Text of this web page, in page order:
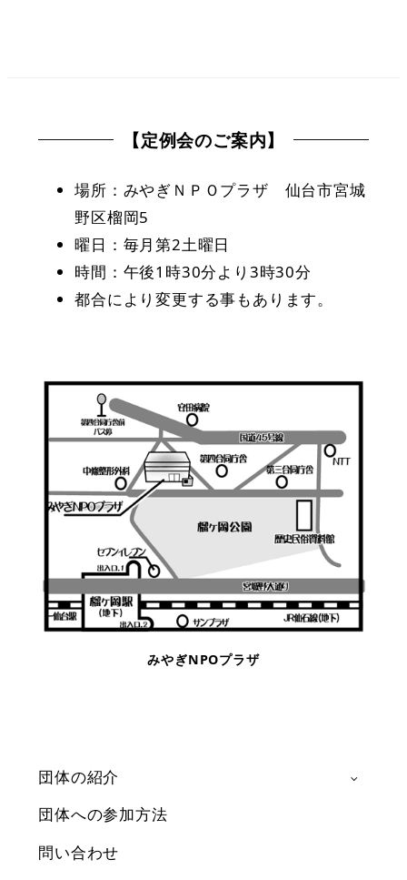
【定例会のご案内】
場所：みやぎＮＰＯプラザ 仙台市宮城
野区榴岡5
曜日：毎月第2土曜日
時間：午後1時30分より3時30分
都合により変更する事もあります。
みやぎNPOプラザ
団体の紹介
団体への参加方法
問い合わせ